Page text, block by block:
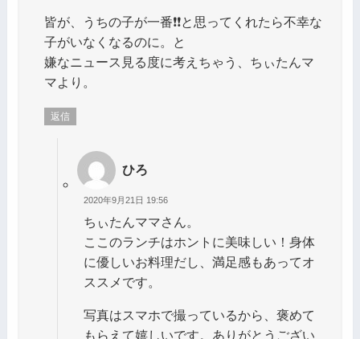
皆が、うちの子が一番❗❗と思ってくれたら不幸な
子がいなくなるのに。と
嫌なニュース見る度に考えちゃう、ちぃたんマ
マより。
返信
ひろ
2020年9月21日 19:56
ちぃたんママさん。
ここのランチはホントに美味しい！身体
に優しいお料理だし、満足感もあってオ
ススメです。
写真はスマホで撮っているから、褒めて
もらえて嬉しいです。ありがとうござい